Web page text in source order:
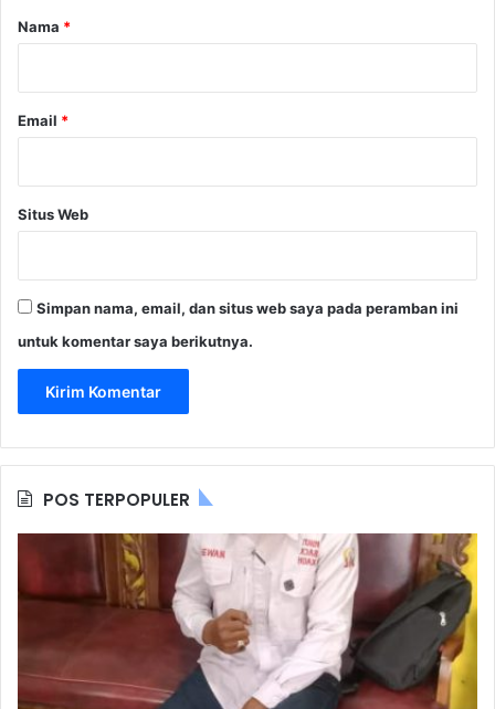
rNama *
Email *
Situs Web
Simpan nama, email, dan situs web saya pada peramban ini
untuk komentar saya berikutnya.
POS TERPOPULER